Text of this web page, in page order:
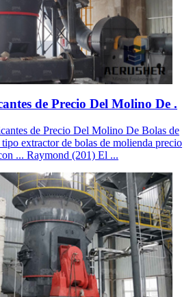
de Precio Del Molino De .
de Precio Del Molino De Bolas de
extractor de bolas de molienda precio
... Raymond (201) El ...